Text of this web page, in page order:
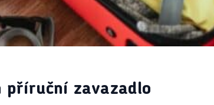
příruční zavazadlo